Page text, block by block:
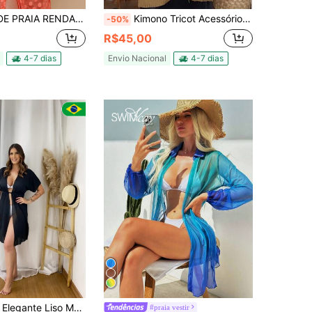
RENDA TULI BOLINHA
4-7 dias
-50% Kimono Tricot Acessório Terceira Peça Saída de Praia Feminino Moda PLUS SIZE Quimono Feminino Verão ESTILOSO
R$45,00
Envio Nacional 4-7 dias
Luxo Saida de Praia Feminino Diversas Cores #praia vestir